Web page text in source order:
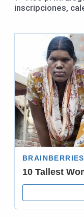
inscripciones,